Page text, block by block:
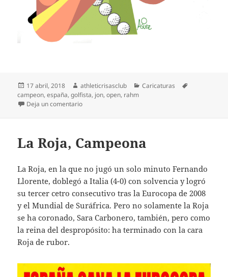
Publicado
el
17 abril, 2018 Autor
athleticrisasclub Categorías
Caricaturas
campeon,españa,golfista, jon,open, rahm
Deja un comentarioen Athleticzale Rahm
La Roja, Campeona
La Roja, en la que no jugó un solo minuto Fernando
Llorente, doblegó a Italia (4-0) con solvencia y logró
su tercer cetro consecutivo tras la Eurocopa de 2008
y el Mundial de Suráfrica. Pero no solamente la Roja
se ha coronado, Sara Carbonero, también, pero como
la reina del despropósito: ha terminado con la cara
Roja de rubor.